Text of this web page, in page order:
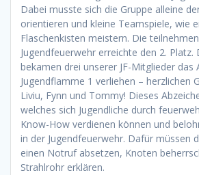
Dabei musste sich die Gruppe alleine
orientieren und kleine Teamspiele, wie
Flaschenkisten meistern. Die
Jugendfeuerwehr erreichte den 2. Platz.
bekamen drei unserer JF-Mitglieder das
Jugendflamme 1 verliehen – herzlichen
Liviu, Fynn und Tommy! Dieses
welches sich Jugendliche durch
Know-How verdienen können und
in der Jugendfeuerwehr. Dafür müssen
einen Notruf absetzen, Knoten
Strahlrohr erklären.